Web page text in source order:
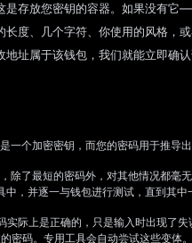
是存放您密钥的容器。如果没有它
长度、几个字符、你使用的风格，
地址属于该钱包，我们就能立即确认
一个加密密钥，而您的密码用于推
除了最短的密码外，对其他情况都毫
中，并逐一与钱包进行测试，直到其
实际上是正确的，只是输入时出现了
密码。专用工具会自动尝试这些变体。